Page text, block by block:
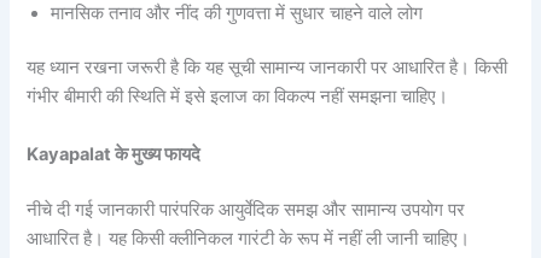
मानसिक तनाव और नींद की गुणवत्ता में सुधार चाहने वाले लोग
यह ध्यान रखना जरूरी है कि यह सूची सामान्य जानकारी पर आधारित है। किसी
गंभीर बीमारी की स्थिति में इसे इलाज का विकल्प नहीं समझना चाहिए।
Kayapalat के मुख्य फायदे
नीचे दी गई जानकारी पारंपरिक आयुर्वेदिक समझ और सामान्य उपयोग पर
आधारित है। यह किसी क्लीनिकल गारंटी के रूप में नहीं ली जानी चाहिए।